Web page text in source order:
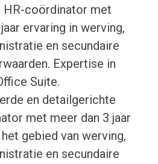
HR-coördinator met
ervaring in werving,
en secundaire
Expertise in
Suite.
en detailgerichte
met meer dan 3 jaar
gebied van werving,
en secundaire